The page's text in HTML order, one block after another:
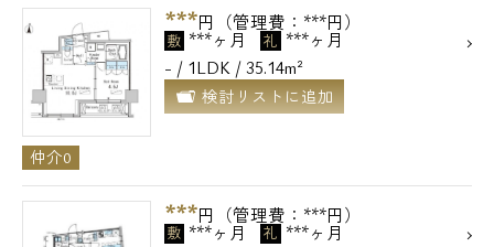
***円（管理費：***円）
敷 ***ヶ月 礼 ***ヶ月
- / 1LDK / 35.14m²
検討リストに追加
仲介0
***円（管理費：***円）
敷 ***ヶ月 礼 ***ヶ月